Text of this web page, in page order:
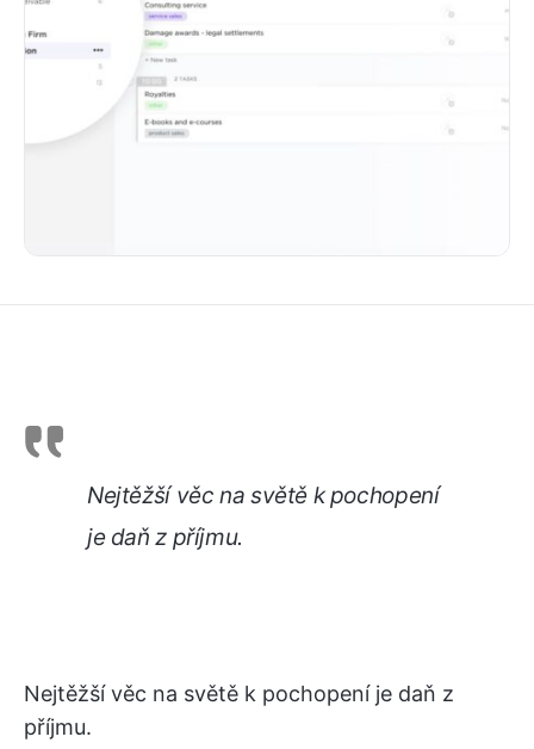
Nejtěžší věc na světě k pochopení
je daň z příjmu.
Nejtěžší věc na světě k pochopení je daň z
příjmu.